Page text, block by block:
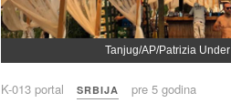
Tanjug/AP/Patrizia Under
K-013 portal SRBIJA pre 5 godina